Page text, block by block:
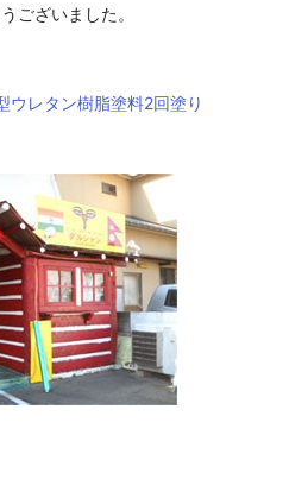
ございました。
ウレタン樹脂塗料2回塗り